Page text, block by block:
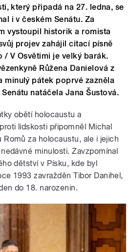
který připadá na 27. ledna, se
i v českém Senátu. Za
vystoupil historik a romista
projev zahájil citací písně
/ V Osvětimi je velký barák.
Růžena Danielová z
minulý pátek poprvé zazněla
natáčela Jana Šustová.
obětí holocaustu a
lidskosti připomněl Michal
Romů za holocaustu, ale i jejich
minulosti. Zavzpomínal
dětství v Písku, kde byl
1993 zavražděn Tibor Danihel,
do 18. narozenin.